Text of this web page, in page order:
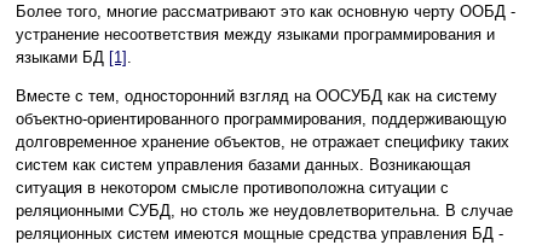
Более того, многие рассматривают это как основную черту ООБД -
устранение несоответствия между языками программирования и
языками БД [1] .
Вместе с тем, односторонний взгляд на ООСУБД как на систему
объектно-ориентированного программирования, поддерживающую
долговременное хранение объектов, не отражает специфику таких
систем как систем управления базами данных. Возникающая
ситуация в некотором смысле противоположна ситуации с
реляционными СУБД, но столь же неудовлетворительна. В случае
реляционных систем имеются мощные средства управления БД -